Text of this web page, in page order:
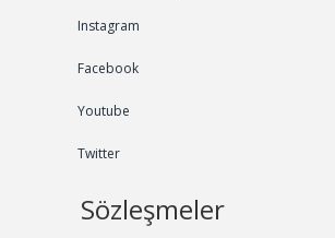
Instagram
Facebook
Youtube
Twitter
Sözleşmeler